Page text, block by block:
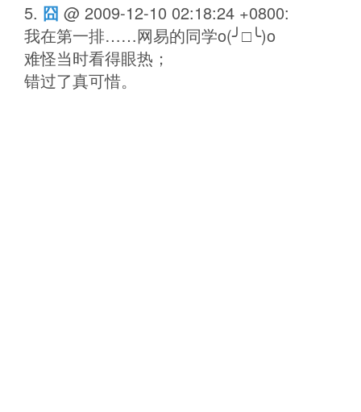
囧 @ 2009-12-10 02:18:24 +0800:
我在第一排……网易的同学o(╯□╰)o
难怪当时看得眼热；
错过了真可惜。